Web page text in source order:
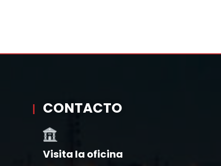
CONTACTO
Visita la oficina